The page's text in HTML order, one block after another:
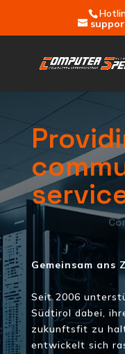
Cloud
Gemeinsam ans
Seit 2006
Südtirol dabei,
zukunftsfit zu
entwickelt sich